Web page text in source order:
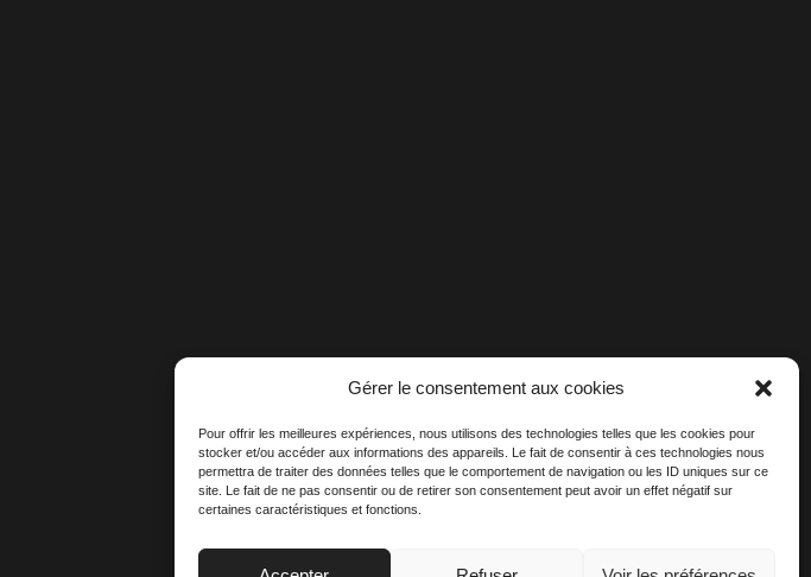
Gérer le consentement aux cookies
Pour offrir les meilleures expériences, nous utilisons des technologies telles que les cookies pour
stocker et/ou accéder aux informations des appareils. Le fait de consentir à ces technologies nous
permettra de traiter des données telles que le comportement de navigation ou les ID uniques sur ce
site. Le fait de ne pas consentir ou de retirer son consentement peut avoir un effet négatif sur
certaines caractéristiques et fonctions.